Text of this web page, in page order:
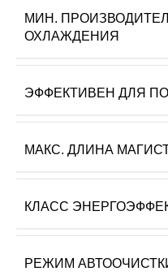
МИН.
ОХЛАЖДЕНИЯ
ЭФФЕКТИВЕН ДЛЯ
МАКС. ДЛИНА
КЛАСС
РЕЖИМ